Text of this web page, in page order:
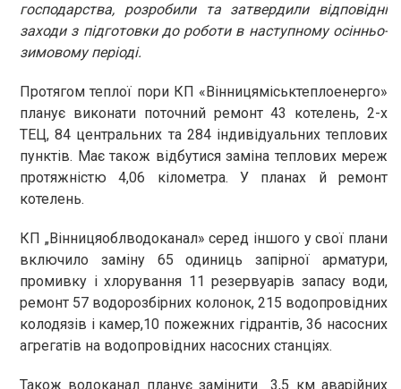
господарства, розробили та затвердили відповідні
заходи з підготовки до роботи в наступному осінньо-
зимовому періоді.
Протягом теплої пори КП «Вінницяміськтеплоенерго»
планує виконати поточний ремонт 43 котелень, 2-х
ТЕЦ, 84 центральних та 284 індивідуальних теплових
пунктів. Має також відбутися заміна теплових мереж
протяжністю 4,06 кілометра. У планах й ремонт
котелень.
КП „Вінницяоблводоканал» серед іншого у свої плани
включило заміну 65 одиниць запірної арматури,
промивку і хлорування 11 резервуарів запасу води,
ремонт 57 водорозбірних колонок, 215 водопровідних
колодязів і камер,10 пожежних гідрантів, 36 насосних
агрегатів на водопровідних насосних станціях.
Також водоканал планує замінити 3,5 км аварійних